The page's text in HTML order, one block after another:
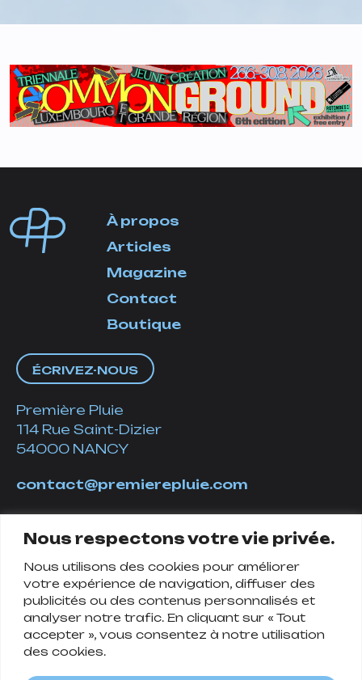
Nous respectons votre vie privée.
Nous utilisons des cookies pour améliorer
votre expérience de navigation, diffuser des
publicités ou des contenus personnalisés et
analyser notre trafic. En cliquant sur « Tout
accepter », vous consentez à notre utilisation
des cookies.
À propos
Articles
Magazine
Contact
Boutique
ÉCRIVEZ-NOUS
Première Pluie
114 Rue Saint-Dizier
54000 NANCY
contact@premierepluie.com
Suivez-nous